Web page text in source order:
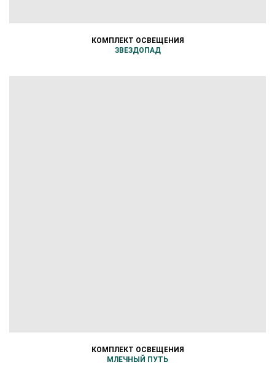
КОМПЛЕКТ ОСВЕЩЕНИЯ
ЗВЕЗДОПАД
КОМПЛЕКТ ОСВЕЩЕНИЯ
МЛЕЧНЫЙ ПУТЬ